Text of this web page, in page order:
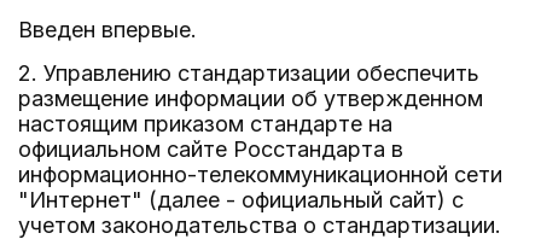
Введен впервые.
2. Управлению стандартизации обеспечить
размещение информации об утвержденном
настоящим приказом стандарте на
официальном сайте Росстандарта в
информационно-телекоммуникационной сети
"Интернет" (далее - официальный сайт) с
учетом законодательства о стандартизации.